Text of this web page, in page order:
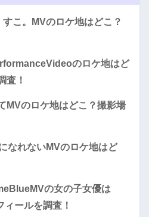
こ。MVのロケ地はどこ？
のロケ地はど
査！
MVのロケ地はどこ？撮影場
なれないMVのロケ地はど
の女の子女優は
ールを調査！